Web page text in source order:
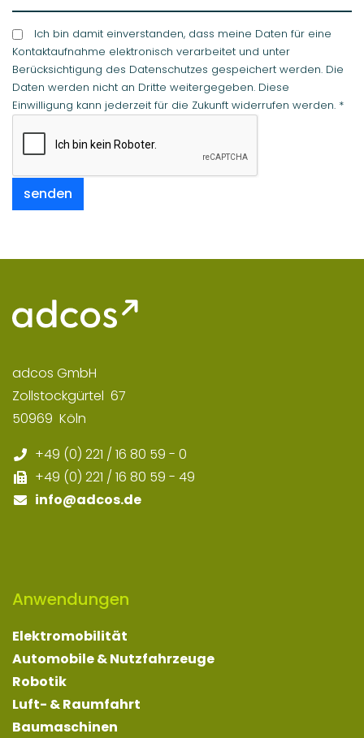
Ich bin damit einverstanden, dass meine Daten für eine
Kontaktaufnahme elektronisch verarbeitet und unter
Berücksichtigung des Datenschutzes gespeichert werden. Die
Daten werden nicht an Dritte weitergegeben. Diese
Einwilligung kann jederzeit für die Zukunft widerrufen werden. *
senden
adcos GmbH
Zollstockgürtel 67
50969 Köln
+49 (0) 221 / 16 80 59 - 0
+49 (0) 221 / 16 80 59 - 49
info@adcos.de
Anwendungen
Elektromobilität
Automobile & Nutzfahrzeuge
Robotik
Luft- & Raumfahrt
Baumaschinen